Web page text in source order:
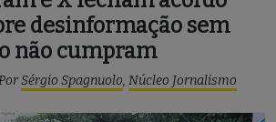
desinformação sem
não cumpram
Sérgio Spagnuolo, Núcleo Jornalismo